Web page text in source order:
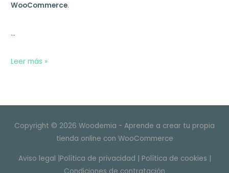
WooCommerce.
…
5
WooCommerce
Leer más »
Copyright © 2026 Woodemia - Aprende a crear tu propia
tienda online con WooCommerce
Aviso legal |Política de privacidad | Política de cookies |
Condiciones de contratación